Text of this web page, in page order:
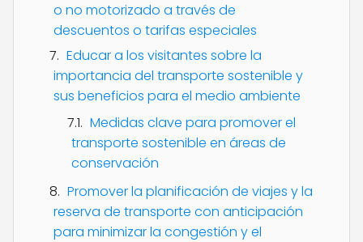
o no motorizado a través de
descuentos o tarifas especiales
Educar a los visitantes sobre la
importancia del transporte sostenible y
sus beneficios para el medio ambiente
Medidas clave para promover el
transporte sostenible en áreas de
conservación
Promover la planificación de viajes y la
reserva de transporte con anticipación
para minimizar la congestión y el